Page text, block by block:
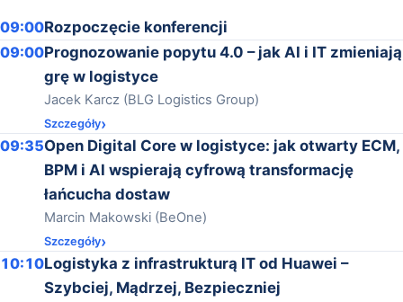
09:00Rozpoczęcie konferencji
09:00Prognozowanie popytu 4.0 – jak AI i IT zmieniają
grę w logistyce
Jacek Karcz (BLG Logistics Group)
Szczegóły
09:35Open Digital Core w logistyce: jak otwarty ECM,
BPM i AI wspierają cyfrową transformację
łańcucha dostaw
Marcin Makowski (BeOne)
Szczegóły
10:10Logistyka z infrastrukturą IT od Huawei –
Szybciej, Mądrzej, Bezpieczniej